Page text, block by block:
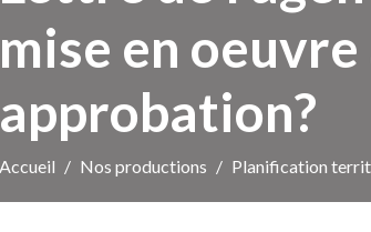
mise en
approbation?
Accueil Nos productions Planification